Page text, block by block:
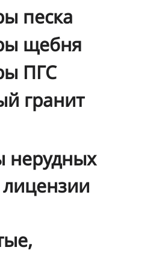
песка
щебня
ПГС
гранит
нерудных